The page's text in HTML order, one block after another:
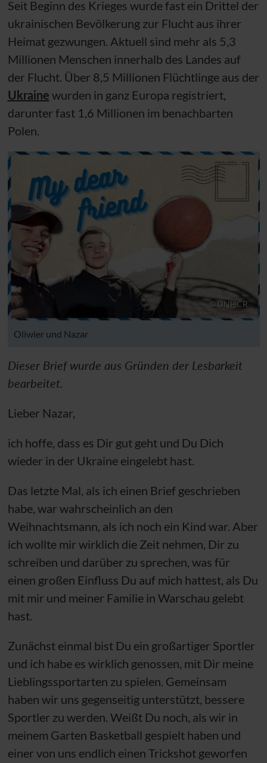
Seit Beginn des Krieges wurde fast ein Drittel der
ukrainischen Bevölkerung zur Flucht aus ihrer
Heimat gezwungen. Aktuell sind mehr als 5,3
Millionen Menschen innerhalb des Landes auf
der Flucht. Über 8,5 Millionen Flüchtlinge aus der
Ukraine wurden in ganz Europa registriert,
darunter fast 1,6 Millionen im benachbarten
Polen.
© UNHCR
Oliwier und Nazar
Dieser Brief wurde aus Gründen der Lesbarkeit
bearbeitet.
Lieber Nazar,
ich hoffe, dass es Dir gut geht und Du Dich
wieder in der Ukraine eingelebt hast.
Das letzte Mal, als ich einen Brief geschrieben
habe, war wahrscheinlich an den
Weihnachtsmann, als ich noch ein Kind war. Aber
ich wollte mir wirklich die Zeit nehmen, Dir zu
schreiben und darüber zu sprechen, was für
einen großen Einfluss Du auf mich hattest, als Du
mit mir und meiner Familie in Warschau gelebt
hast.
Zunächst einmal bist Du ein großartiger Sportler
und ich habe es wirklich genossen, mit Dir meine
Lieblingssportarten zu spielen. Gemeinsam
haben wir uns gegenseitig unterstützt, bessere
Sportler zu werden. Weißt Du noch, als wir in
meinem Garten Basketball gespielt haben und
einer von uns endlich einen Trickshot geworfen